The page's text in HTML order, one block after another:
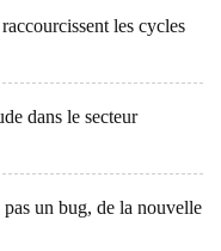
les cycles
dans le secteur
un bug, de la nouvelle